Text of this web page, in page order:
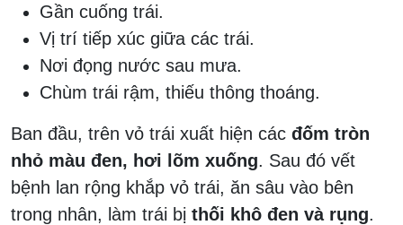
Gần cuống trái.
Vị trí tiếp xúc giữa các trái.
Nơi đọng nước sau mưa.
Chùm trái rậm, thiếu thông thoáng.
Ban đầu, trên vỏ trái xuất hiện các đốm tròn
nhỏ màu đen, hơi lõm xuống. Sau đó vết
bệnh lan rộng khắp vỏ trái, ăn sâu vào bên
trong nhân, làm trái bị thối khô đen và rụng.